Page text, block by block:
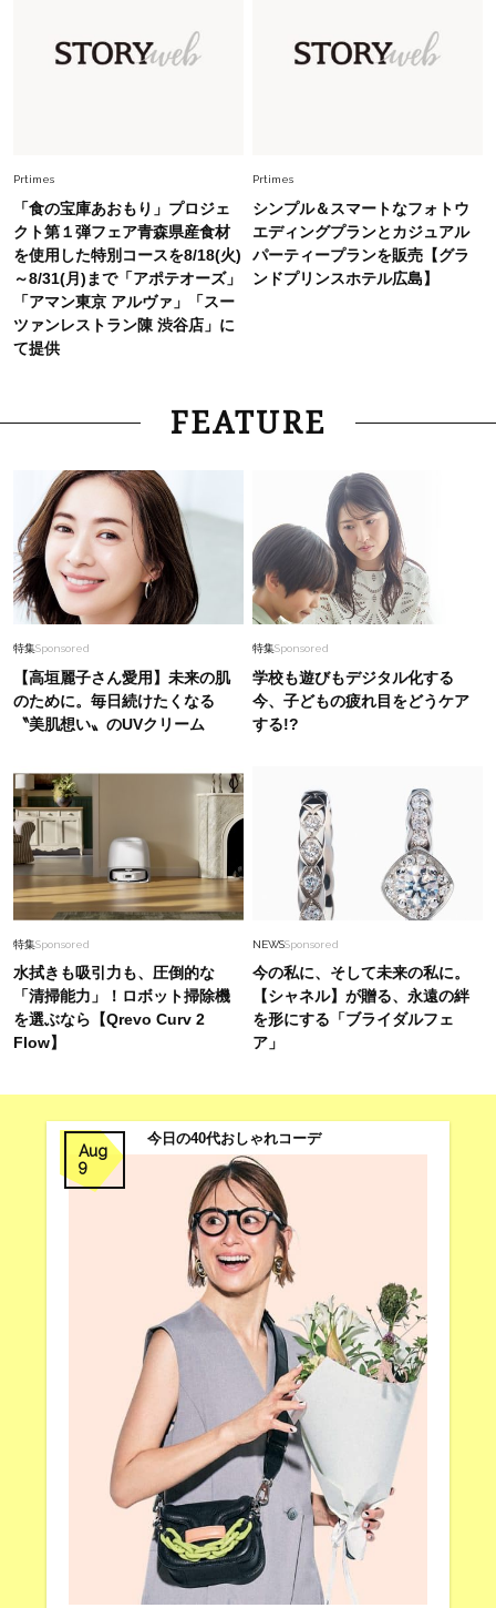
【最旬かごバッグ】6選
Prtimes
「食の宝庫あおもり」プロジェ
クト第１弾フェア青森県産食材
を使用した特別コースを8/18(火)
～8/31(月)まで「アポテオーズ」
「アマン東京 アルヴァ」「スー
ツァンレストラン陳 渋谷店」に
て提供
Prtimes
シンプル＆スマートなフォトウ
エディングプランとカジュアル
パーティープランを販売【グラ
ンドプリンスホテル広島】
FEATURE
特集Sponsored
【高垣麗子さん愛用】未来の肌
のために。毎日続けたくなる
〝美肌想い〟のUVクリーム
特集Sponsored
学校も遊びもデジタル化する
今、子どもの疲れ目をどうケア
する!?
特集Sponsored
水拭きも吸引力も、圧倒的な
「清掃能力」！ロボット掃除機
を選ぶなら【Qrevo Curv 2
Flow】
NEWSSponsored
今の私に、そして未来の私に。
【シャネル】が贈る、永遠の絆
を形にする「ブライダルフェ
ア」
Aug
9
今日の40代おしゃれコーデ